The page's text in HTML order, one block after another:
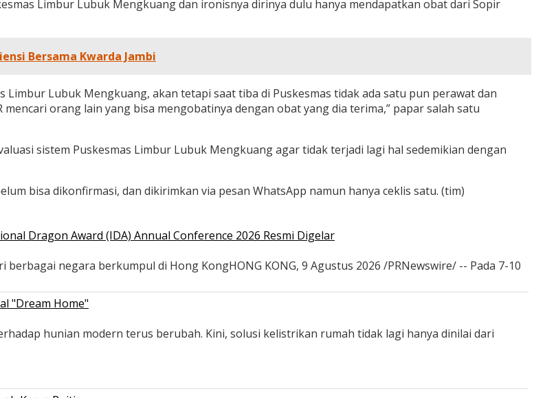
Limbur Lubuk Mengkuang dan ironisnya dirinya dulu hanya mendapatkan obat dari Sopir
Bersama Kwarda Jambi
Lubuk Mengkuang, akan tetapi saat tiba di Puskesmas tidak ada satu pun perawat dan
orang lain yang bisa mengobatinya dengan obat yang dia terima,” papar salah satu
sistem Puskesmas Limbur Lubuk Mengkuang agar tidak terjadi lagi hal sedemikian dengan
bisa dikonfirmasi, dan dikirimkan via pesan WhatsApp namun hanya ceklis satu. (tim)
Dragon Award (IDA) Annual Conference 2026 Resmi Digelar
negara berkumpul di Hong KongHONG KONG, 9 Agustus 2026 /PRNewswire/ -- Pada 7-10
"Dream Home"
hunian modern terus berubah. Kini, solusi kelistrikan rumah tidak lagi hanya dinilai dari